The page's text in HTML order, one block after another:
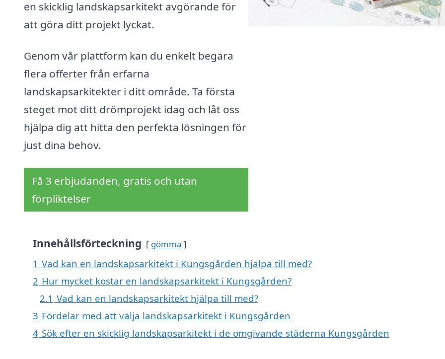
en skicklig landskapsarkitekt avgörande för
att göra ditt projekt lyckat.
Genom vår plattform kan du enkelt begära
flera offerter från erfarna
landskapsarkitekter i ditt område. Ta första
steget mot ditt drömprojekt idag och låt oss
hjälpa dig att hitta den perfekta lösningen för
just dina behov.
Få 3 erbjudanden, gratis och utan
förpliktelser
Innehållsförteckning gömma
1 Vad kan en landskapsarkitekt i Kungsgården hjälpa till med?
2 Hur mycket kostar en landskapsarkitekt i Kungsgården?
2.1 Vad kan en landskapsarkitekt hjälpa till med?
3 Fördelar med att välja landskapsarkitekt i Kungsgården
4 Sök efter en skicklig landskapsarkitekt i de omgivande städerna Kungsgården